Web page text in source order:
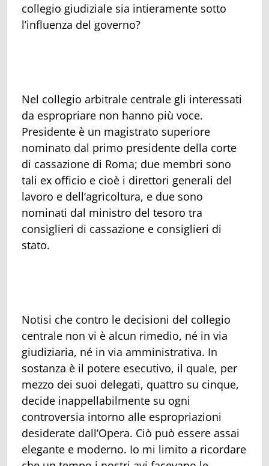
collegio giudiziale sia intieramente sotto
l’influenza del governo?
Nel collegio arbitrale centrale gli interessati
da espropriare non hanno più voce.
Presidente è un magistrato superiore
nominato dal primo presidente della corte
di cassazione di Roma; due membri sono
tali ex officio e cioè i direttori generali del
lavoro e dell’agricoltura, e due sono
nominati dal ministro del tesoro tra
consiglieri di cassazione e consiglieri di
stato.
Notisi che contro le decisioni del collegio
centrale non vi è alcun rimedio, né in via
giudiziaria, né in via amministrativa. In
sostanza è il potere esecutivo, il quale, per
mezzo dei suoi delegati, quattro su cinque,
decide inappellabilmente su ogni
controversia intorno alle espropriazioni
desiderate dall’Opera. Ciò può essere assai
elegante e moderno. Io mi limito a ricordare